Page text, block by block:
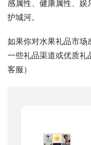
感属性、健康属性、娱
护城河。
如果你对水果礼品市场
一些礼品渠道或优质
客服）